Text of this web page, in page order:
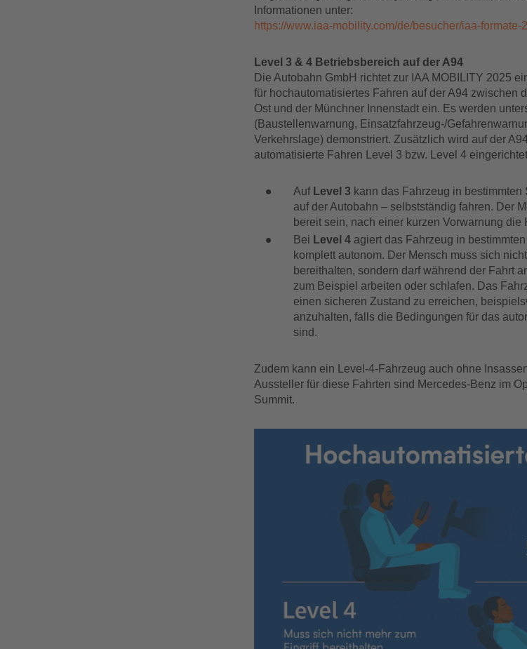
Informationen unter:
https://www.iaa-mobility.com/de/besucher/iaa-formate-
Level 3 & 4 Betriebsbereich auf der A94
Die Autobahn GmbH richtet zur IAA MOBILITY 2025
für hochautomatisiertes Fahren auf der A94 zwischen
Ost und der Münchner Innenstadt ein. Es werden
(Baustellenwarnung, Einsatzfahrzeug-/
Verkehrslage) demonstriert. Zusätzlich wird auf der
automatisierte Fahren Level 3 bzw. Level 4
Auf Level 3 kann das Fahrzeug in
auf der Autobahn – selbstständig fahren. Der
bereit sein, nach einer kurzen Vorwarnung die
Bei Level 4agiert das Fahrzeug in
komplett autonom. Der Mensch muss sich
bereithalten, sondern darf während der Fahrt
zum Beispiel arbeiten oder schlafen. Das
einen sicheren Zustand zu erreichen,
anzuhalten, falls die Bedingungen für das
sind.
Zudem kann ein Level-4-Fahrzeug auch ohne
Aussteller für diese Fahrten sind Mercedes-Benz im
Summit.